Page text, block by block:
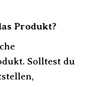
Produkt?
Solltest du